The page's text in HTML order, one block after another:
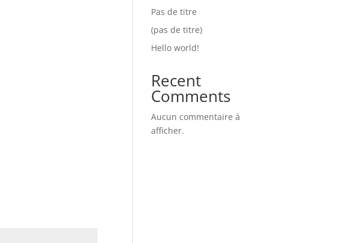
Pas de titre
(pas de titre)
Hello world!
Recent
Comments
Aucun commentaire à
afficher.